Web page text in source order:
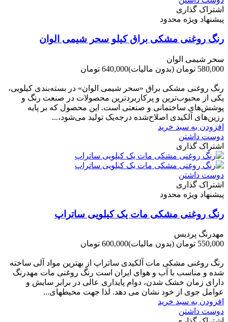
اشتراک گذاری
پیشنهاد ویژه محدود
رنگ روغنی مشکی براق کیلو سحر شیمی الوان
سحر شیمی الوان
580,000 تومان
(بدون مالیات)640,000 تومان
رنگ روغنی مشکی براق «سحر شیمی الوان» در بسته‌بندی کیلویی،
یکی از محبوب‌ترین و پرکاربردترین محصولات در صنعت رنگ و
پوشش‌های ساختمانی و صنعتی است. این محصول که بر پایه
رزین‌های آلکیدی اصلاح‌شده درجه‌یک تولید می‌شود،...
افزودن به سبد خرید
دوست داشتن
اشتراک گذاری
دوست داشتن
اشتراک گذاری
پیشنهاد ویژه محدود
رنگ روغنی مشکی مات یک کیلویی ساتراپ
مهدرنگ پردیس
550,000 تومان
(بدون مالیات)600,000 تومان
رنگ روغنی مشکی مات آلکیدی ساتراپ از بهترین مواد آلی ساخته
شده و مناسب با آب و هوای ایران است رنگ روغنی مات مهدرنگ
دارای زﻣﺎن ﺧﺸﮏ ﺷﺪن، دوام ﭘﺎﯾﺪاری عالی در ﺑﺮاﺑﺮ ﺳﺎﯾﺶ و
ﻋﻮاﻣﻞ ﺟﻮی از ﺧﻮد ﻧﺸﺎن ﻣﯽ دﻫﺪ. ﻟﺬا ﺟﻬﺖ ﻣﺤﯿﻄ‌‌ﻬﺎی...
افزودن به سبد خرید
دوست داشتن